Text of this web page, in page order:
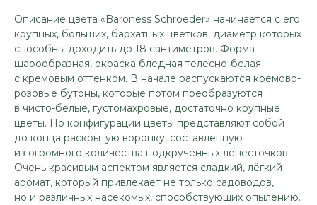
Описание цвета «Baroness Schroeder» начинается с его
крупных, больших, бархатных цветков, диаметр которых
способны доходить до 18 сантиметров. Форма
шарообразная, окраска бледная телесно-белая
с кремовым оттенком. В начале распускаются кремово-
розовые бутоны, которые потом преобразуются
в чисто-белые, густомахровые, достаточно крупные
цветы. По конфигурации цветы представляют собой
до конца раскрытую воронку, составленную
из огромного количества подкрученных лепесточков.
Очень красивым аспектом является сладкий, лёгкий
аромат, который привлекает не только садоводов,
но и различных насекомых, способствующих опылению.